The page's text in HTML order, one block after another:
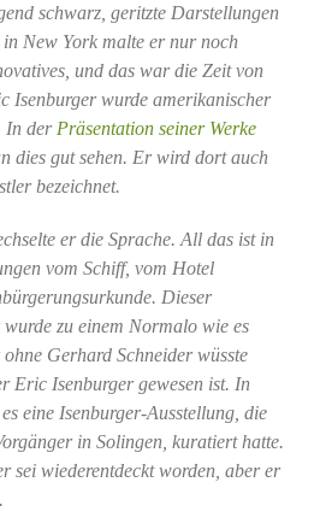
schwarz, geritzte Darstellungen
New York malte er nur noch
und das war die Zeit von
Isenburger wurde amerikanischer
In der Präsentation seiner Werke
dies gut sehen. Er wird dort auch
bezeichnet.
er die Sprache. All das ist in
vom Schiff, vom Hotel
Dieser
zu einem Normalo wie es
Gerhard Schneider wüsste
Eric Isenburger gewesen ist. In
eine Isenburger-Ausstellung, die
in Solingen, kuratiert hatte.
sei wiederentdeckt worden, aber er